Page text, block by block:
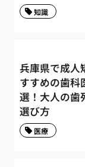
知識
兵庫県で成人
すすめの歯科
選！大人の歯
選び方
医療